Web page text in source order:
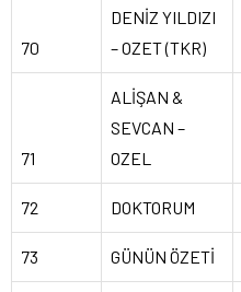
70
DENİZ YILDIZI
– OZET (TKR)
71
ALİŞAN &
SEVCAN –
OZEL
72 DOKTORUM
73 GÜNÜN ÖZETİ